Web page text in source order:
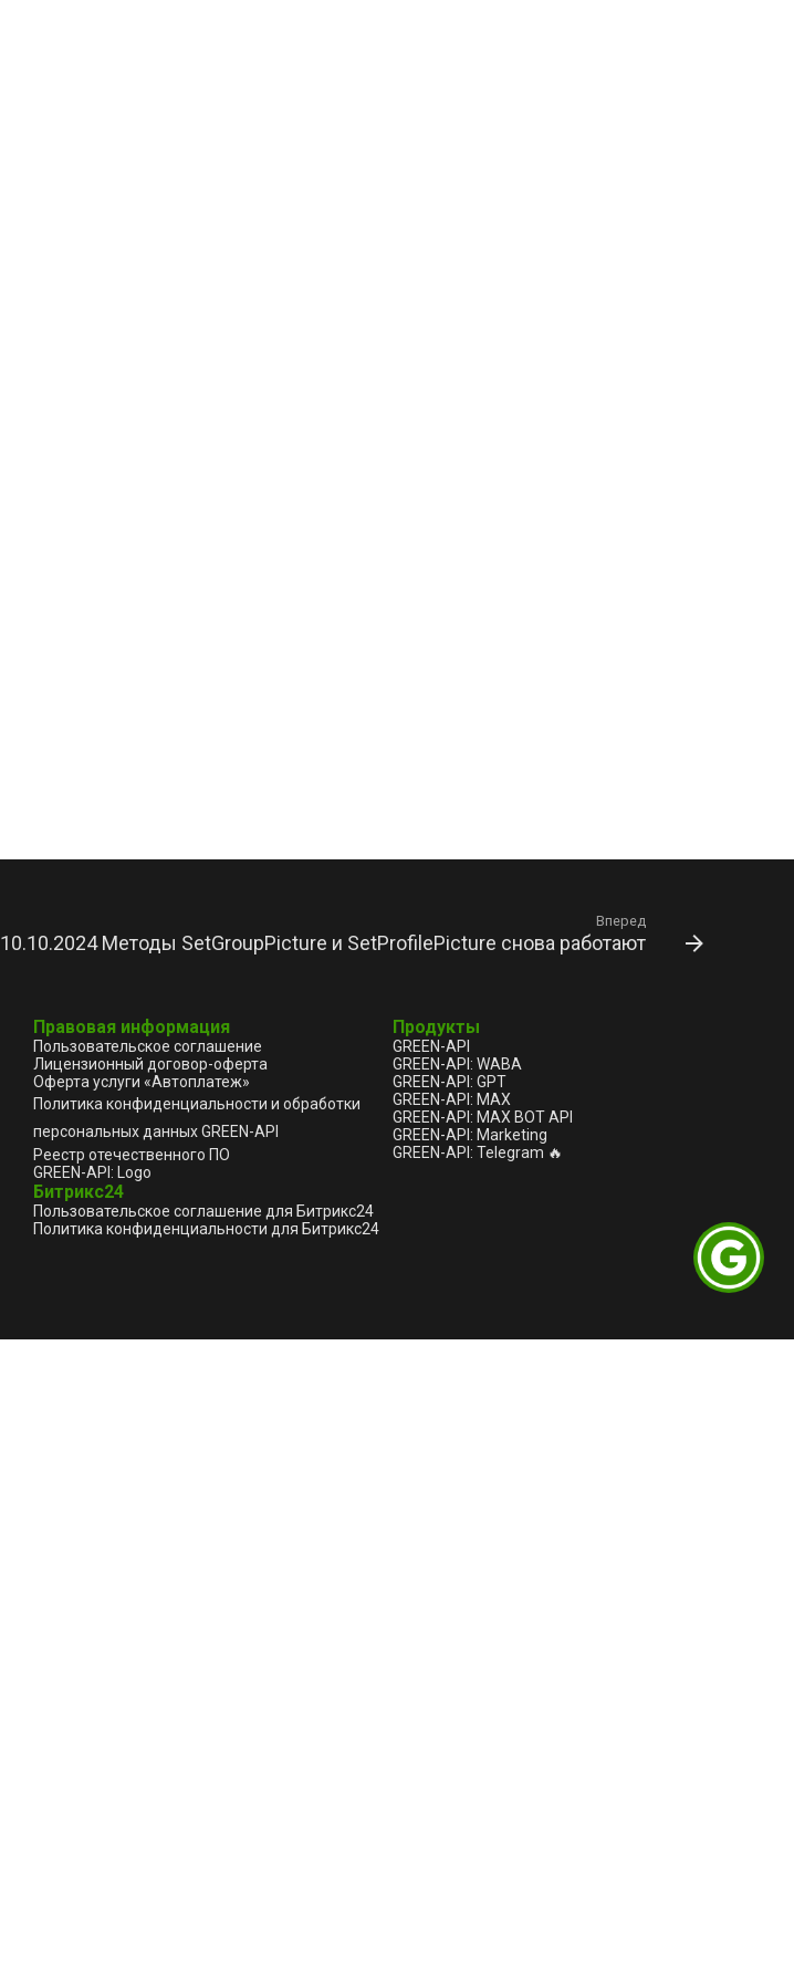
Вперед
10.10.2024 Методы SetGroupPicture и SetProfilePicture снова работают
Правовая информация
Пользовательское соглашение
Лицензионный договор-оферта
Оферта услуги «Автоплатеж»
Политика конфиденциальности и обработки
персональных данных GREEN-API
Реестр отечественного ПО
GREEN-API: Logo
Битрикс24
Пользовательское соглашение для Битрикс24
Политика конфиденциальности для Битрикс24
Продукты
GREEN-API
GREEN-API: WABA
GREEN-API: GPT
GREEN-API: MAX
GREEN-API: MAX BOT API
GREEN-API: Marketing
GREEN-API: Telegram 🔥